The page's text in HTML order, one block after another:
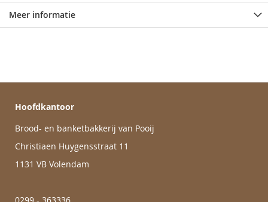
Meer informatie
Hoofdkantoor
Brood- en banketbakkerij van Pooij
Christiaen Huygensstraat 11
1131 VB Volendam